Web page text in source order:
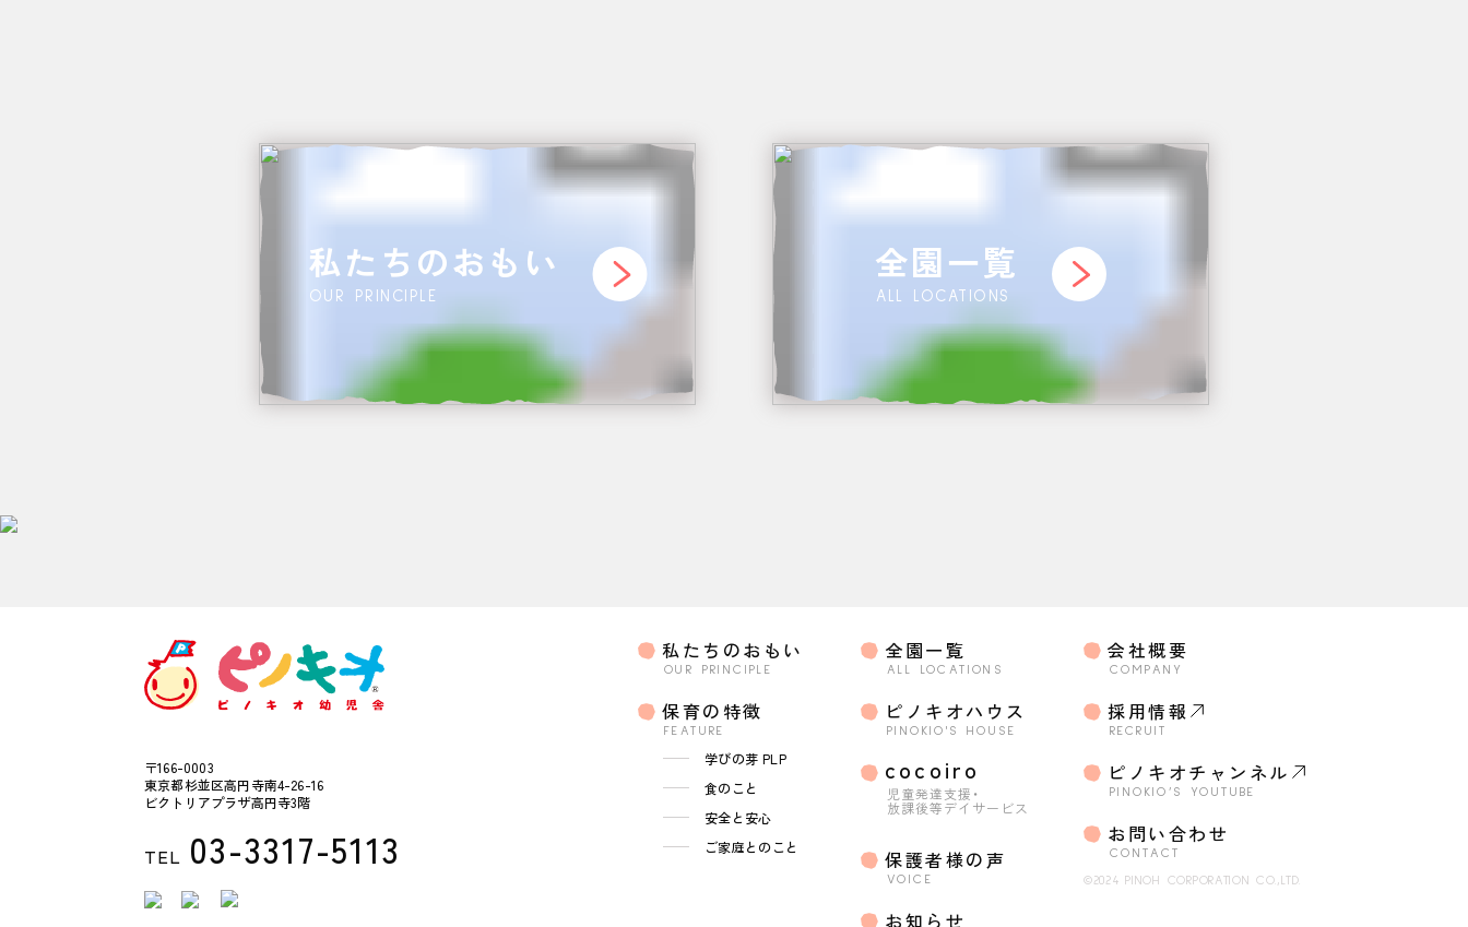
私たちのおもい
OUR PRINCIPLE
全園一覧
ALL LOCATIONS
〒166-0003
東京都杉並区高円寺南4-26-16
ビクトリアプラザ高円寺3階
TEL 03-3317-5113
私たちのおもい
OUR PRINCIPLE
保育の特徴
FEATURE
学びの芽 PLP
食のこと
安全と安心
ご家庭とのこと
全園一覧
ALL LOCATIONS
ピノキオハウス
PINOKIO'S HOUSE
cocoiro
児童発達支援・
放課後等デイサービス
保護者様の声
VOICE
お知らせ
会社概要
COMPANY
採用情報
RECRUIT
ピノキオチャンネル
PINOKIO’S YOUTUBE
お問い合わせ
CONTACT
©2024 PINOH CORPORATION CO.,LTD.